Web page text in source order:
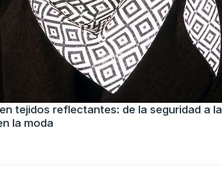
tejidos reflectantes: de la seguridad a la
la moda